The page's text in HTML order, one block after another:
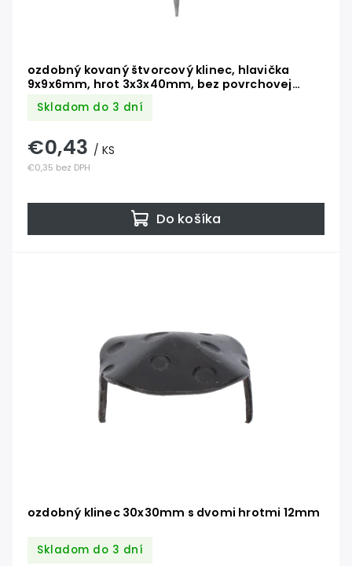
ozdobný kovaný štvorcový klinec, hlavička
9x9x6mm, hrot 3x3x40mm, bez povrchovej
úpravy
Skladom do 3 dní
€0,35 bez DPH
€0,43 / KS
Do košíka
ozdobný klinec 30x30mm s dvomi hrotmi 12mm
Skladom do 3 dní